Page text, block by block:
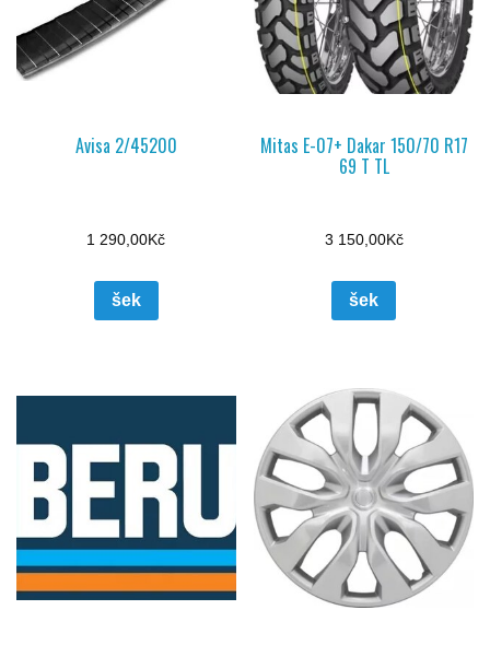
Avisa 2/45200
1 290,00Kč
šek
Mitas E-07+ Dakar 150/70 R17
69 T TL
3 150,00Kč
šek